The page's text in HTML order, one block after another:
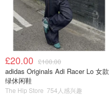
£20.00 £100.00
adidas Originals Adi Racer Lo 女款
绿休闲鞋
The Hip Store 754人感兴趣